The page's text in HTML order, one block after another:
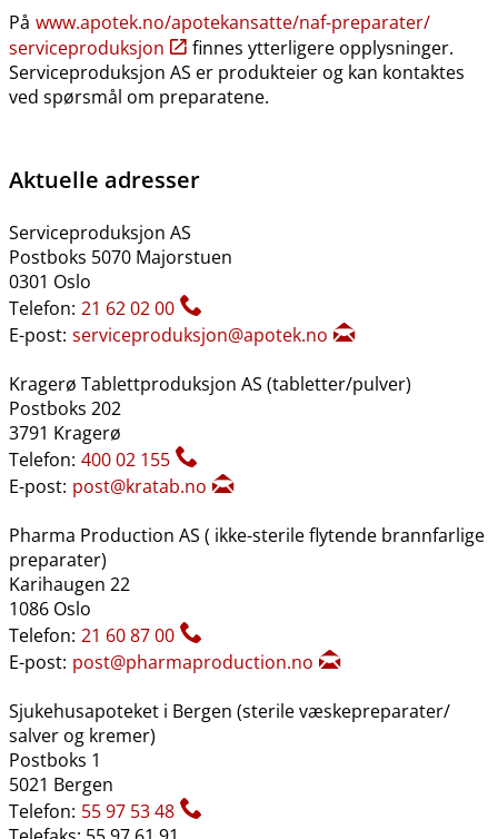
På www.apotek.no​/​apotekansatte​/​naf-preparater​/​
serviceproduksjon
finnes ytterligere opplysninger.
Serviceproduksjon AS er produkteier og kan kontaktes
ved spørsmål om preparatene.
Aktuelle adresser
Serviceproduksjon AS
Postboks 5070 Majorstuen
0301 Oslo
Telefon: 21 62 02 00
E-post: serviceproduksjon@apotek.no
Kragerø Tablettproduksjon AS (tabletter​/​pulver)
Postboks 202
3791 Kragerø
Telefon: 400 02 155
E-post: post@kratab.no
Pharma Production AS ( ikke-sterile flytende brannfarlige
preparater)
Karihaugen 22
1086 Oslo
Telefon: 21 60 87 00
E-post: post@pharmaproduction.no
Sjukehusapoteket i Bergen (sterile væskepreparater​/​
salver og kremer)
Postboks 1
5021 Bergen
Telefon: 55 97 53 48